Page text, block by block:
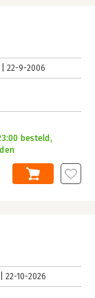
22-9-2006
besteld,
22-10-2026